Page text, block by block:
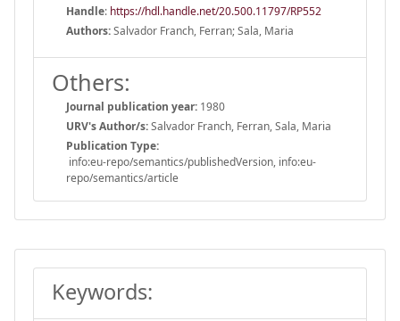
Handle: https://hdl.handle.net/20.500.11797/RP552
Authors:Salvador Franch, Ferran; Sala, Maria
Others:
Journal publication year: 1980
URV's Author/s:Salvador Franch, Ferran, Sala, Maria
Publication Type:
info:eu-repo/semantics/publishedVersion, info:eu-
repo/semantics/article
Keywords: